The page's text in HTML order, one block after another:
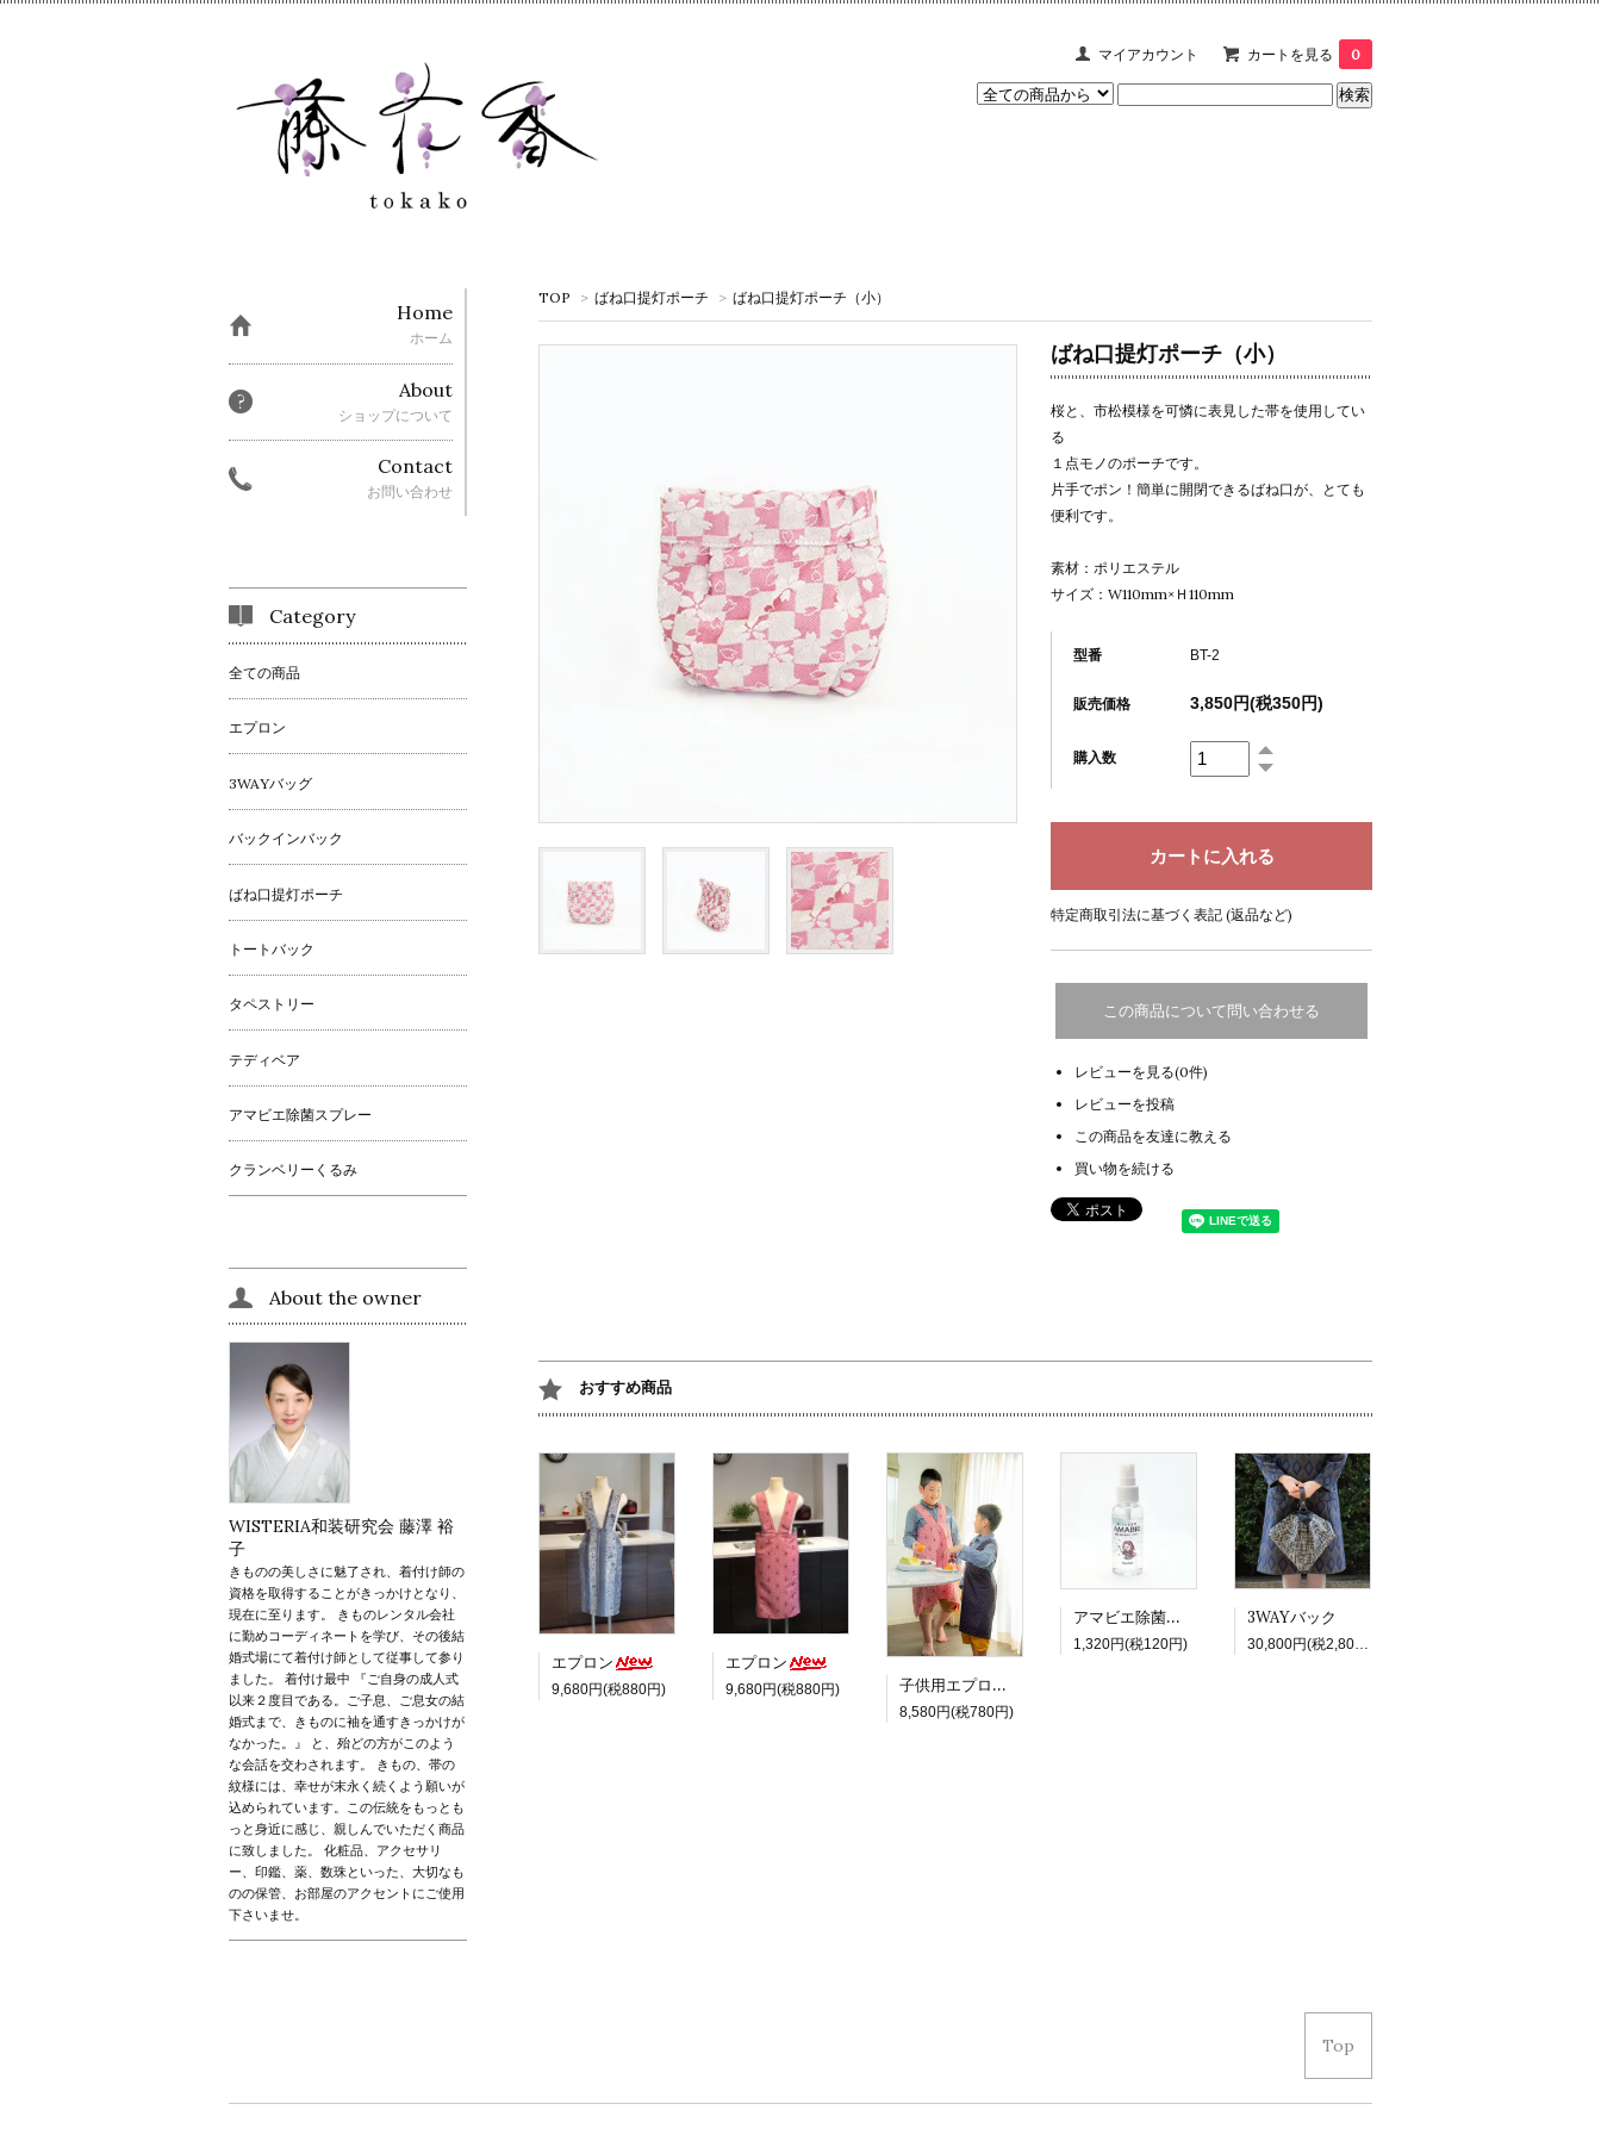
マイアカウント カートを見る 0
TOP > ばね口提灯ポーチ > ばね口提灯ポーチ（小）
ばね口提灯ポーチ（小）
桜と、市松模様を可憐に表見した帯を使用してい
る
１点モノのポーチです。
片手でポン！簡単に開閉できるばね口が、とても
便利です。
素材：ポリエステル
サイズ：W110mm×Ｈ110mm
型番 BT-2
販売価格 3,850円(税350円)
購入数
特定商取引法に基づく表記 (返品など)
この商品について問い合わせる
レビューを見る(0件)
レビューを投稿
この商品を友達に教える
買い物を続ける
おすすめ商品
エプロン
9,680円(税880円)
エプロン
9,680円(税880円) 子供用エプロン
8,580円(税780円)
アマビエ除菌スプレー
1,320円(税120円)
3WAYバック
30,800円(税2,800円)
Home
ホーム
About
ショップについて
Contact
お問い合わせ
Category
全ての商品
エプロン
3WAYバッグ
バックインバック
ばね口提灯ポーチ
トートバック
タペストリー
テディベア
アマビエ除菌スプレー
クランベリーくるみ
About the owner
WISTERIA和装研究会 藤澤 裕
子
きものの美しさに魅了され、着付け師の
資格を取得することがきっかけとなり、
現在に至ります。 きものレンタル会社
に勤めコーディネートを学び、その後結
婚式場にて着付け師として従事して参り
ました。 着付け最中 『ご自身の成人式
以来２度目である。ご子息、ご息女の結
婚式まで、きものに袖を通すきっかけが
なかった。』 と、殆どの方がこのよう
な会話を交わされます。 きもの、帯の
紋様には、幸せが末永く続くよう願いが
込められています。この伝統をもっとも
っと身近に感じ、親しんでいただく商品
に致しました。 化粧品、アクセサリ
ー、印鑑、薬、数珠といった、大切なも
のの保管、お部屋のアクセントにご使用
下さいませ。
Top